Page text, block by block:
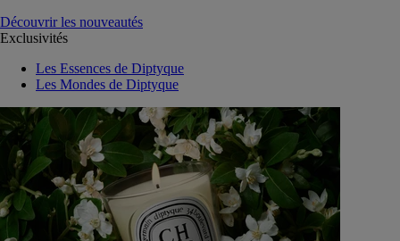
Découvrir les nouveautés
Exclusivités
Les Essences de Diptyque
Les Mondes de Diptyque